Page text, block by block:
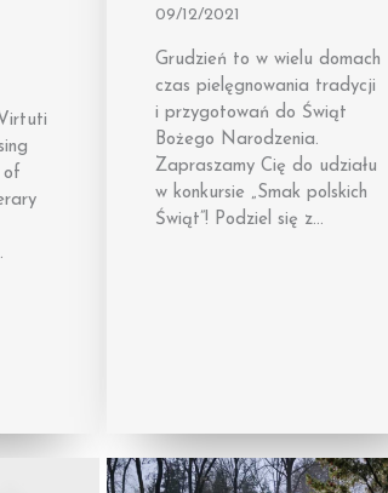
of
09/12/2021
Grudzień to w wielu domach
czas pielęgnowania tradycji
i przygotowań do Świąt
Bożego Narodzenia.
Zapraszamy Cię do udziału
w konkursie „Smak polskich
Świąt”! Podziel się z…